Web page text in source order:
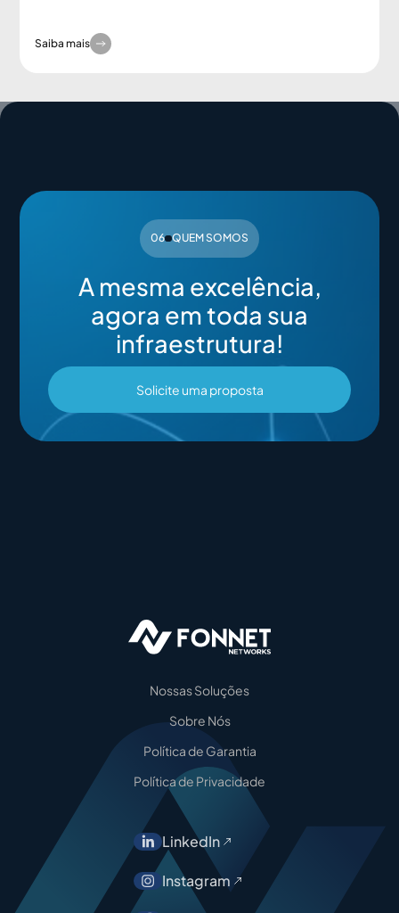
Saiba mais
06 QUEM SOMOS
A mesma excelência,
agora em toda sua
infraestrutura!
Solicite uma proposta
Nossas Soluções
Sobre Nós
Política de Garantia
Política de Privacidade
LinkedIn
Instagram